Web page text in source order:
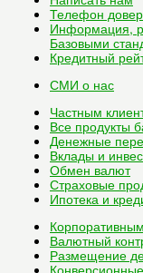
Телефон
Информация,
Базовыми
Кредитный
СМИ о нас
Частным
Все продукты
Денежные
Вклады и
Обмен валют
Страховые
Ипотека и
Валютный
Размещение